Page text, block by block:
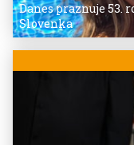
Danes praznuje 53.
Slovenka